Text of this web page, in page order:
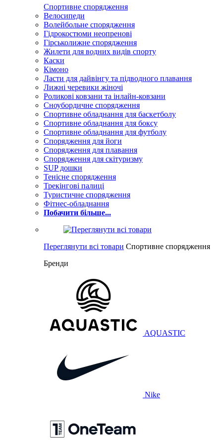
Спортивне спорядження
Велосипеди
Волейбольне спорядження
Гідрокостюми неопренові
Гірськолижне спорядження
Жилети для водних видів спорту
Каски
Кімоно
Ласти для дайвінгу та підводного плавання
Лижні черевики жіночі
Роликові ковзани та інлайн-ковзани
Сноубордичне спорядження
Спортивне обладнання для баскетболу
Спортивне обладнання для боксу
Спортивне обладнання для футболу
Спорядження для йоги
Спорядження для плавання
Спорядження для скітуризму
SUP дошки
Тенісне спорядження
Трекінгові палиці
Туристичне спорядження
Фітнес-обладнання
Побачити більше...
Переглянути всі товари Спортивне спорядження
Бренди
AQUASTIC
Nike